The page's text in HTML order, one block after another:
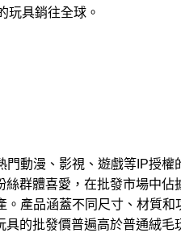
玩具銷往全球。
動漫、影視、遊戲等IP授
群體喜愛，在批發市場中佔
產品涵蓋不同尺寸、材質
的批發價普遍高於普通絨